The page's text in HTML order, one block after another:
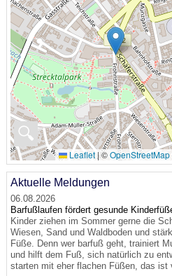
🔍
Leaflet |©OpenStreetMap
Aktuelle Meldungen
06.08.2026
Barfußlaufen fördert gesunde
Kinder ziehen im Sommer gerne die
Wiesen, Sand und Waldboden und
Füße. Denn wer barfuß geht, trainiert
und hilft dem Fuß, sich natürlich zu
starten mit eher flachen Füßen, das ist